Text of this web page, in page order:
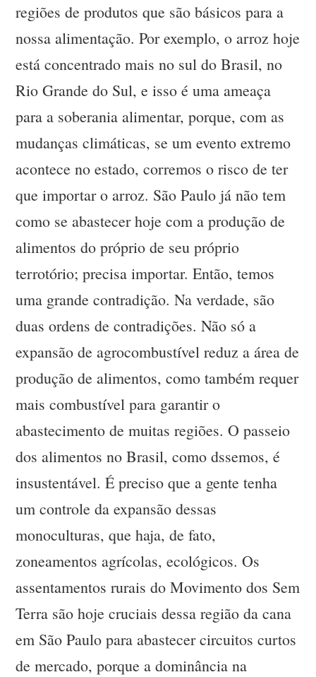
regiões de produtos que são básicos para a
nossa alimentação. Por exemplo, o arroz hoje
está concentrado mais no sul do Brasil, no
Rio Grande do Sul, e isso é uma ameaça
para a soberania alimentar, porque, com as
mudanças climáticas, se um evento extremo
acontece no estado, corremos o risco de ter
que importar o arroz. São Paulo já não tem
como se abastecer hoje com a produção de
alimentos do próprio de seu próprio
terrotório; precisa importar. Então, temos
uma grande contradição. Na verdade, são
duas ordens de contradições. Não só a
expansão de agrocombustível reduz a área de
produção de alimentos, como também requer
mais combustível para garantir o
abastecimento de muitas regiões. O passeio
dos alimentos no Brasil, como dssemos, é
insustentável. É preciso que a gente tenha
um controle da expansão dessas
monoculturas, que haja, de fato,
zoneamentos agrícolas, ecológicos. Os
assentamentos rurais do Movimento dos Sem
Terra são hoje cruciais dessa região da cana
em São Paulo para abastecer circuitos curtos
de mercado, porque a dominância na